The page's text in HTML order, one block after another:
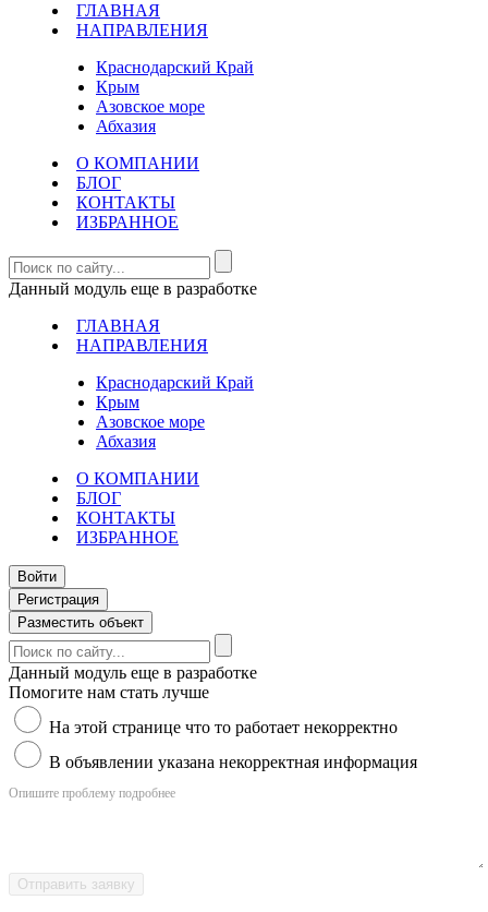
ГЛАВНАЯ
НАПРАВЛЕНИЯ
Краснодарский Край
Крым
Азовское море
Абхазия
О КОМПАНИИ
БЛОГ
КОНТАКТЫ
ИЗБРАННОЕ
Данный модуль еще в разработке
ГЛАВНАЯ
НАПРАВЛЕНИЯ
Краснодарский Край
Крым
Азовское море
Абхазия
О КОМПАНИИ
БЛОГ
КОНТАКТЫ
ИЗБРАННОЕ
Войти
Регистрация
Разместить объект
Данный модуль еще в разработке
Помогите нам стать лучше
На этой странице что то работает некорректно
В объявлении указана некорректная информация
Опишите проблему подробнее
Отправить заявку